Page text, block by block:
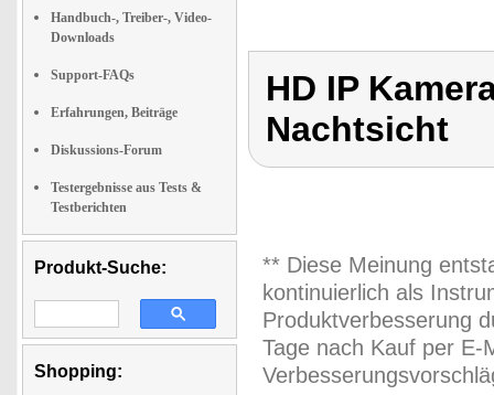
Handbuch-, Treiber-, Video-
Downloads
Support-FAQs
Erfahrungen, Beiträge
Diskussions-Forum
Testergebnisse aus Tests &
Testberichten
Produkt-Suche:
Shopping:
HD IP
Nachtsicht
** Diese Meinung
kontinuierlich als
Produktverbesserung
Tage nach Kauf per E-